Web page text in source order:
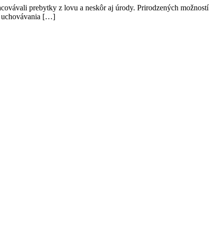
prebytky z lovu a neskôr aj úrody. Prirodzených možností
uchovávania […]